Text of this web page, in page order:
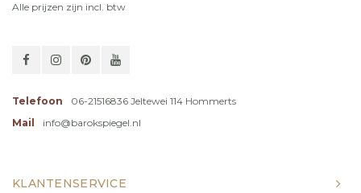
Alle prijzen zijn incl. btw
Telefoon
06-21516836 Jeltewei 114 Hommerts
Mail
info@barokspiegel.nl
KLANTENSERVICE